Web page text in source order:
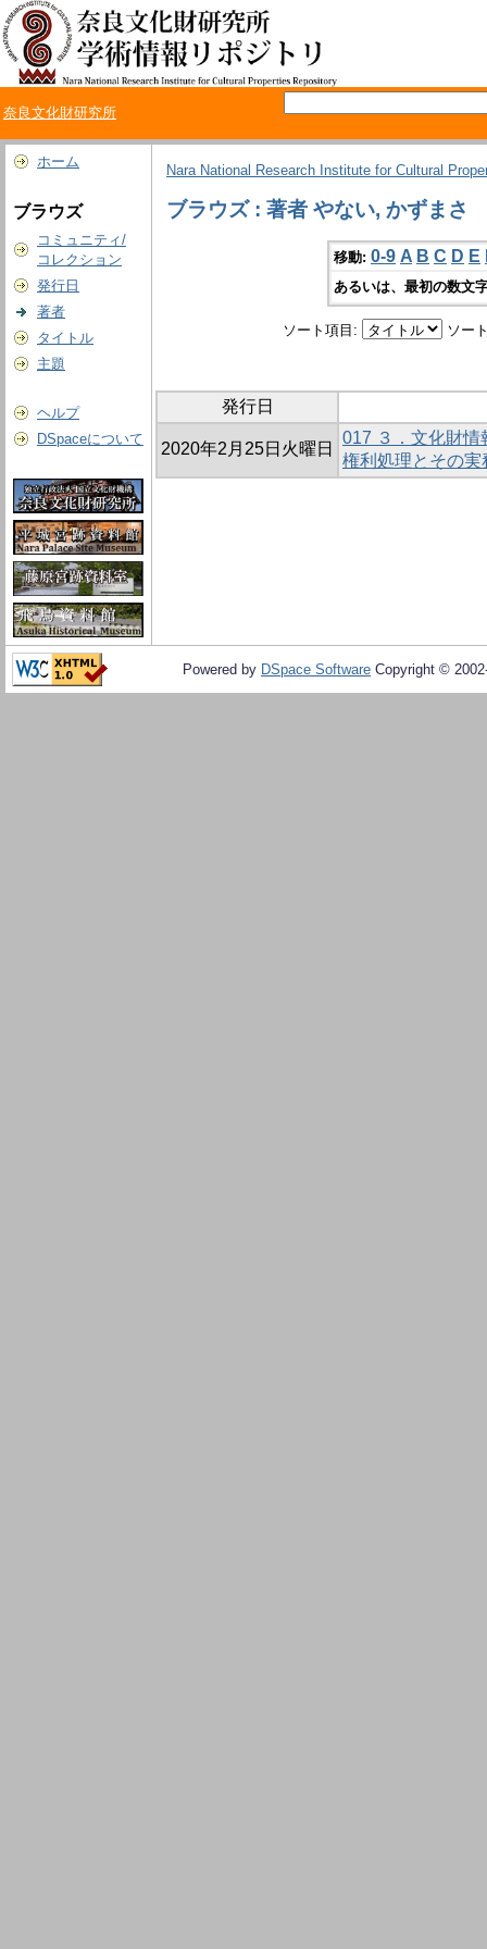
奈良文化財研究所
ホーム
ブラウズ
コミュニティ/
コレクション
発行日
著者
タイトル
主題
ヘルプ
DSpaceについて
Nara National Research Institute for Cultural
ブラウズ : 著者 やない, かずまさ
移動: 0-9 A B C D E
あるいは、最初の数文
ソート項目: ソー
発行日
2020年2月25日火曜日
017 ３．文化財情
権利処理とその実
Powered by DSpace Software Copyright ©